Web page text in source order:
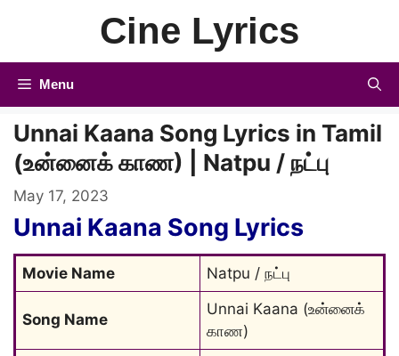
Cine Lyrics
Menu
Unnai Kaana Song Lyrics in Tamil
(உன்னைக் காண) | Natpu / நட்பு
May 17, 2023
Unnai Kaana Song Lyrics
Movie Name Natpu / நட்பு
Song Name
Unnai Kaana (உன்னைக்
காண)